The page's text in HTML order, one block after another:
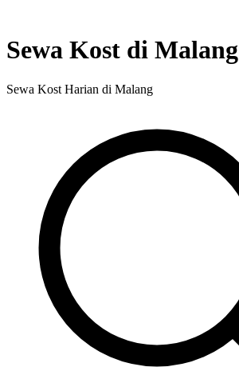
Sewa Kost di Malang
Sewa Kost Harian di Malang